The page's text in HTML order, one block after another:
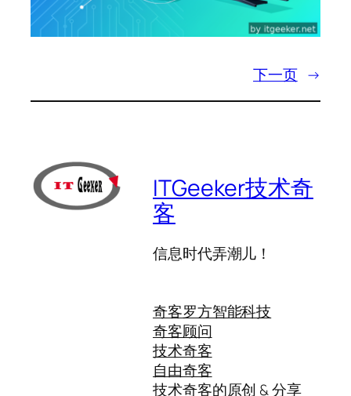
下一页 →
ITGeeker技术奇
客
信息时代弄潮儿！
奇客罗方智能科技
奇客顾问
技术奇客
自由奇客
技术奇客的原创 & 分享